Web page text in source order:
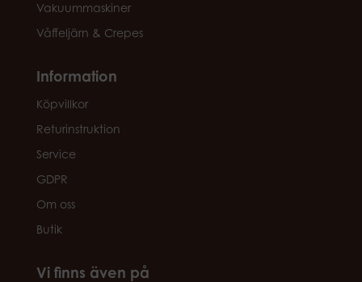
Vakuummaskiner
Våffeljärn & Crepes
Information
Köpvillkor
Returinstruktion
Service
GDPR
Om oss
Butik
Vi finns även på